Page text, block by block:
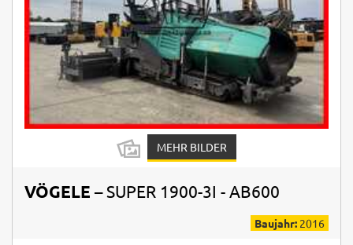
MEHR BILDER
VÖGELE – SUPER 1900-3I - AB600
Baujahr: 2016